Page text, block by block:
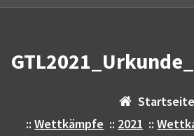
Startseite
::Wettkämpfe :: 2021 ::